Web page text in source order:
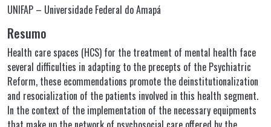
UNIFAP – Universidade Federal do Amapá
Resumo
Health care spaces (HCS) for the treatment of mental health face
several difficulties in adapting to the precepts of the Psychiatric
Reform, these ecommendations promote the deinstitutionalization
and resocialization of the patients involved in this health segment.
In the context of the implementation of the necessary equipments